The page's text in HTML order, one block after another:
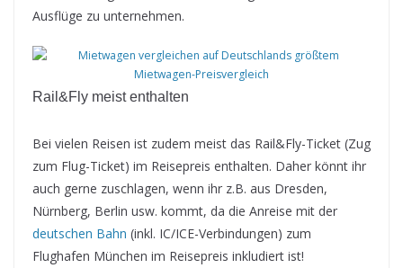
Ausflüge zu unternehmen.
Rail&Fly meist enthalten
Bei vielen Reisen ist zudem meist das Rail&Fly-Ticket (Zug
zum Flug-Ticket) im Reisepreis enthalten. Daher könnt ihr
auch gerne zuschlagen, wenn ihr z.B. aus Dresden,
Nürnberg, Berlin usw. kommt, da die Anreise mit der
deutschen Bahn (inkl. IC/ICE-Verbindungen) zum
Flughafen München im Reisepreis inkludiert ist!